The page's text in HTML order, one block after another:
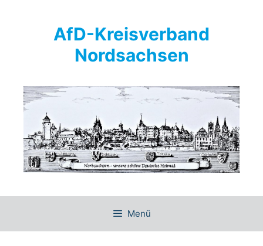
AfD-Kreisverband
Nordsachsen
Menü